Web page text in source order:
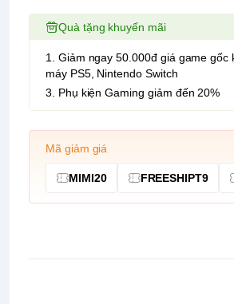
Quà tặng khuyến mãi
1. Giảm ngay 50.000đ giá game gốc
máy PS5, Nintendo Switch
3. Phụ kiện Gaming giảm đến 20%
Mã giảm giá
MIMI20 FREESHIPT9